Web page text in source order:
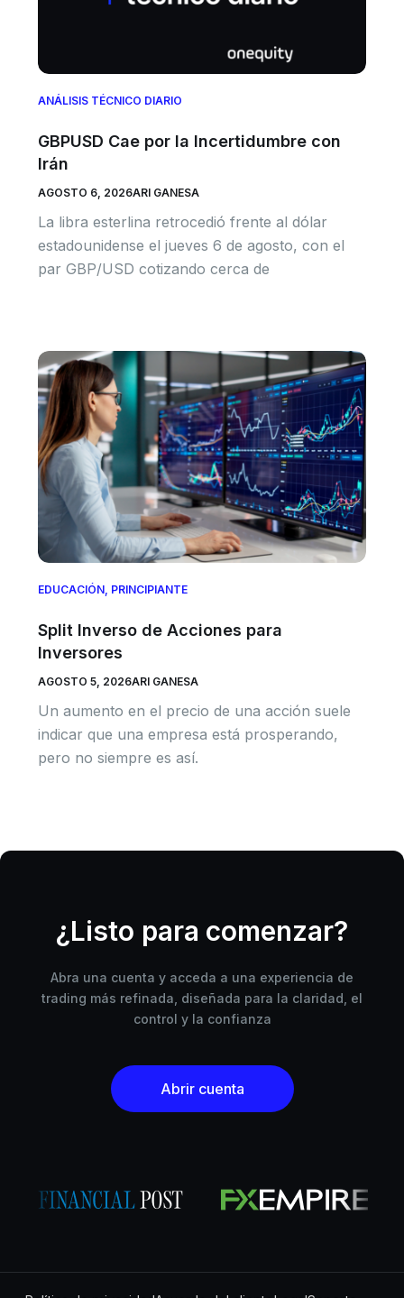
ANÁLISIS TÉCNICO DIARIO
GBPUSD Cae por la Incertidumbre con
Irán
AGOSTO 6, 2026ARI GANESA
La libra esterlina retrocedió frente al dólar
estadounidense el jueves 6 de agosto, con el
par GBP/USD cotizando cerca de
EDUCACIÓN PRINCIPIANTE
Split Inverso de Acciones para
Inversores
AGOSTO 5, 2026ARI GANESA
Un aumento en el precio de una acción suele
indicar que una empresa está prosperando,
pero no siempre es así.
¿Listo para comenzar?
Abra una cuenta y acceda a una experiencia de
trading más refinada, diseñada para la claridad, el
control y la confianza
Abrir cuenta